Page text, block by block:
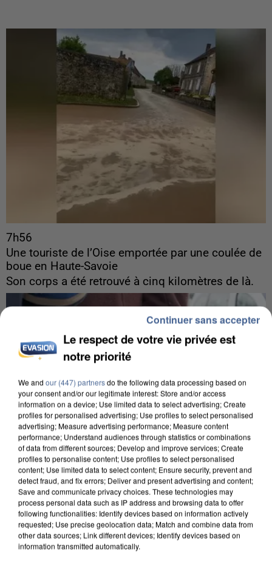
7h56
Une touriste de l’Oise emportée par une coulée de
boue en Haute-Savoie
Son corps a été retrouvé à cinq kilomètres de là.
5 août 2026
L’un des fondateurs supposés de la DZ Mafia
interpellé en Algérie
Il est soupçonné d'y avoir mené ses opérations en
Le respect de votre vie privée est
notre priorité
We and our (447) partnersdo the following data processing based on
your consent and/or our legitimate interest: Store and/or access
information on a device; Use limited data to select advertising; Create
profiles for personalised advertising; Use profiles to select personalised
advertising; Measure advertising performance; Measure content
performance; Understand audiences through statistics or combinations
of data from different sources; Develop and improve services; Create
profiles to personalise content; Use profiles to select personalised
content; Use limited data to select content; Ensure security, prevent and
detect fraud, and fix errors; Deliver and present advertising and content;
Save and communicate privacy choices. These technologies may
process personal data such as IP address and browsing data to offer
following functionalities: Identify devices based on information actively
requested; Use precise geolocation data; Match and combine data from
other data sources; Link different devices; Identify devices based on
information transmitted automatically.
Continuer sans accepter